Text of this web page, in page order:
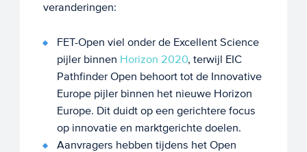
veranderingen:
FET-Open viel onder de Excellent Science
pijler binnen Horizon 2020, terwijl EIC
Pathfinder Open behoort tot de Innovative
Europe pijler binnen het nieuwe Horizon
Europe. Dit duidt op een gerichtere focus
op innovatie en marktgerichte doelen.
Aanvragers hebben tijdens het Open